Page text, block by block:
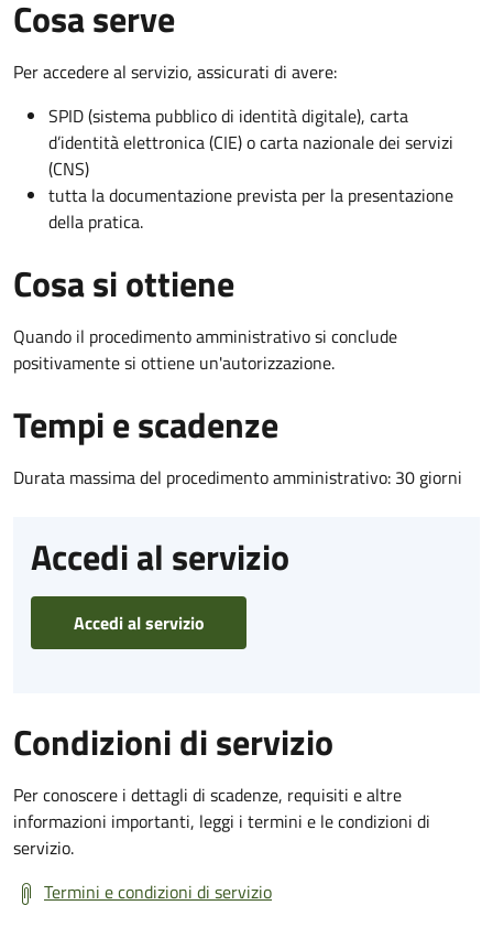
Cosa serve
Per accedere al servizio, assicurati di avere:
SPID (sistema pubblico di identità digitale), carta
d’identità elettronica (CIE) o carta nazionale dei servizi
(CNS)
tutta la documentazione prevista per la presentazione
della pratica.
Cosa si ottiene
Quando il procedimento amministrativo si conclude
positivamente si ottiene un'autorizzazione.
Tempi e scadenze
Durata massima del procedimento amministrativo: 30 giorni
Accedi al servizio
Accedi al servizio
Condizioni di servizio
Per conoscere i dettagli di scadenze, requisiti e altre
informazioni importanti, leggi i termini e le condizioni di
servizio.
Termini e condizioni di servizio